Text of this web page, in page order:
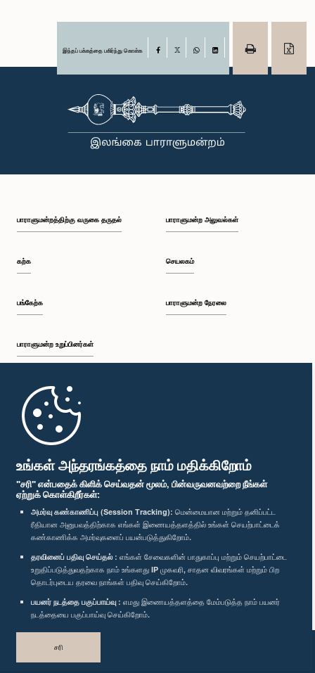
உங்கள் அந்தரங்கத்தை நாம் மதிக்கிறோம்
"சரி" என்பதைக் கிளிக் செய்வதன் மூலம், பின்வருவனவற்றை நீங்கள்
ஏற்றுக் கொள்கிறீர்கள்:
அமர்வு கண்காணிப்பு (Session Tracking): மென்மையான மற்றும் தனிப்பட்ட
ரீதியான அனுபவத்திற்காக எங்கள் இணையத்தளத்தில் உங்கள் செயற்பாட்டைக்
கண்காணிக்க அமர்வுகளைப் பயன்படுத்துகிறோம்.
தரவினைப் பதிவு செய்தல் : எங்கள் சேவைகளின் பாதுகாப்பு மற்றும் செயற்பாட்டை
உறுதிப்படுத்துவதற்காக நாம் உங்களது IP முகவரி, சாதன விவரங்கள் மற்றும் பிற
தொடர்புடைய தரவை நாங்கள் பதிவு செய்கிறோம்.
பயனர் நடத்தை பகுப்பாய்வு : எமது இணையத்தளத்தை மேம்படுத்த நாம் பயனர்
நடத்தையை பகுப்பாய்வு செய்கிறோம்.
சரி
இந்தப் பக்கத்தை பகிர்ந்து கொள்க Facebook
பாராளுமன்றத்திற்கு வருகை தருதல்
கற்க
பங்கேற்க
பாராளுமன்ற உறுப்பினர்கள்
முதற்பக்கம்
பாராளுமன்ற அலுவல்கள்
செயலகம்
பாராளுமன்ற நேரலை
பாராளுமன்ற கையடக்க செயலி
எம்மை பின்தொடர்க :
விருதுகள்
தனியுரிமைக் கொள்கை